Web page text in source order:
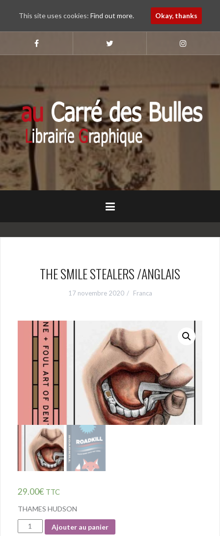
nous
nous
nous
THE SMILE STEALERS /ANGLAIS
17 novembre 2020 Franca
29.00€ TTC
THAMES HUDSON
Quantité
Ajouter au panier
This site uses cookies: Find out more. Okay, thanks